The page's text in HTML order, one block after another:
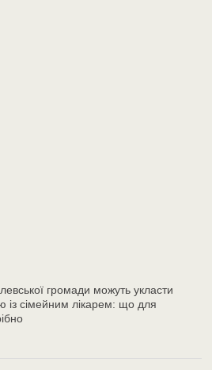
громади можуть укласти
із сімейним лікарем: що для